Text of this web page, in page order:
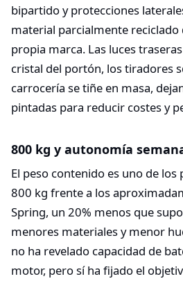
bipartido y protecciones
material parcialmente
propia marca. Las luces
cristal del portón, los tiradores
carrocería se tiñe en masa,
pintadas para reducir costes y
800 kg y autonomía
El peso contenido es uno de
800 kg frente a los
Spring, un 20% menos que
menores materiales y menor
no ha revelado capacidad de
motor, pero sí ha fijado el